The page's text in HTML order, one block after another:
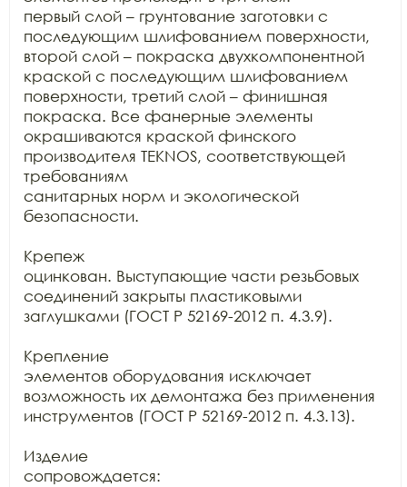
первый слой – грунтование заготовки с
последующим шлифованием поверхности,
второй слой – покраска двухкомпонентной
краской с последующим шлифованием
поверхности, третий слой – финишная
покраска. Все фанерные элементы
окрашиваются краской финского
производителя TEKNOS, соответствующей
требованиям
санитарных норм и экологической
безопасности.
Крепеж
оцинкован. Выступающие части резьбовых
соединений закрыты пластиковыми
заглушками (ГОСТ Р 52169-2012 п. 4.3.9).
Крепление
элементов оборудования исключает
возможность их демонтажа без применения
инструментов (ГОСТ Р 52169-2012 п. 4.3.13).
Изделие
сопровождается: